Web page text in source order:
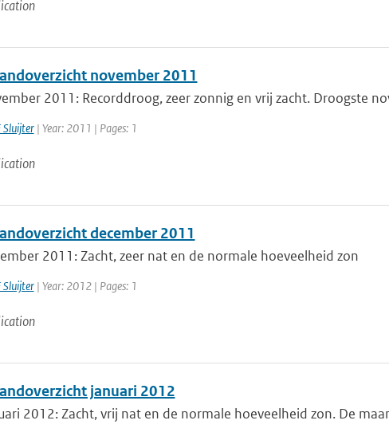
november 2011
2011: Recorddroog, zeer zonnig en vrij zacht. Droogste
Sluijter| Year: 2011 | Pages: 1
december 2011
2011: Zacht, zeer nat en de normale hoeveelheid zon
Sluijter| Year: 2012 | Pages: 1
januari 2012
2012: Zacht, vrij nat en de normale hoeveelheid zon. De